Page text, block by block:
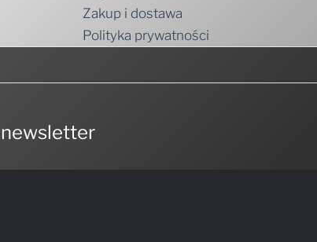
Zakup i dostawa
Polityka prywatności